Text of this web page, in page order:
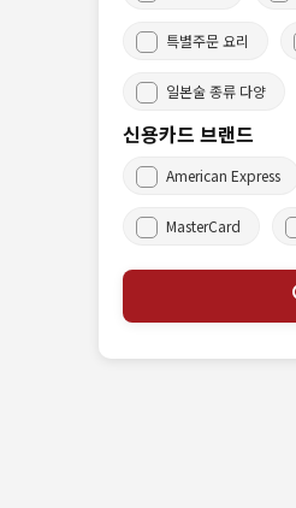
특별주문 요리
일본술 종류 다양
신용카드 브랜드
American Express
MasterCard